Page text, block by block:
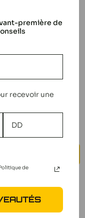
1 en stock
première de
recevoir une
de